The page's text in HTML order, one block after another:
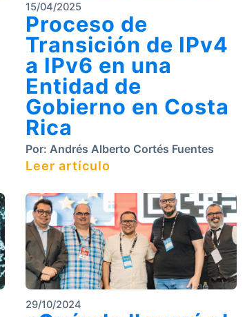
15/04/2025
Proceso de
Transición de IPv4
a IPv6 en una
Entidad de
Gobierno en Costa
Rica
Por: Andrés Alberto Cortés Fuentes
Leer artículo
29/10/2024